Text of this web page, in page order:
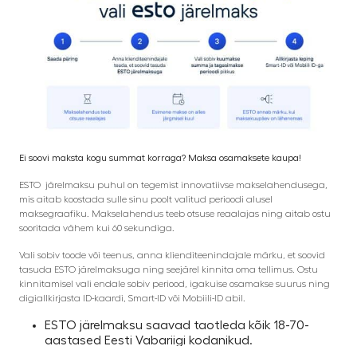
Ei soovi maksta kogu summat korraga? Maksa osamaksete kaupa!
ESTO järelmaksu puhul on tegemist innovatiivse makselahendusega,
mis aitab koostada sulle sinu poolt valitud perioodi alusel
maksegraafiku. Makselahendus teeb otsuse reaalajas ning aitab ostu
sooritada vähem kui 60 sekundiga.
Vali sobiv toode või teenus, anna klienditeenindajale märku, et soovid
tasuda ESTO järelmaksuga ning seejärel kinnita oma tellimus. Ostu
kinnitamisel vali endale sobiv periood, igakuise osamakse suurus ning
digiallkirjasta ID-kaardi, Smart-ID või Mobiili-ID abil.
ESTO järelmaksu saavad taotleda kõik 18-70-
aastased Eesti Vabariigi kodanikud.